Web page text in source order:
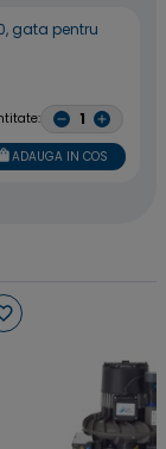
gata pentru
ADAUGA IN COS